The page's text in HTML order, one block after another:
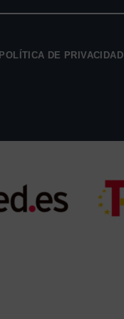
POLÍTICA DE PRIVACIDAD